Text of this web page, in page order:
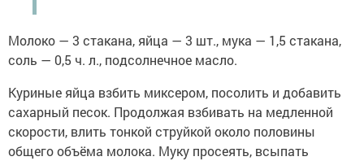
Молоко — 3 стакана, яйца — 3 шт., мука — 1,5 стакана,
соль — 0,5 ч. л., подсолнечное масло.
Куриные яйца взбить миксером, посолить и добавить
сахарный песок. Продолжая взбивать на медленной
скорости, влить тонкой струйкой около половины
общего объёма молока. Муку просеять, всыпать